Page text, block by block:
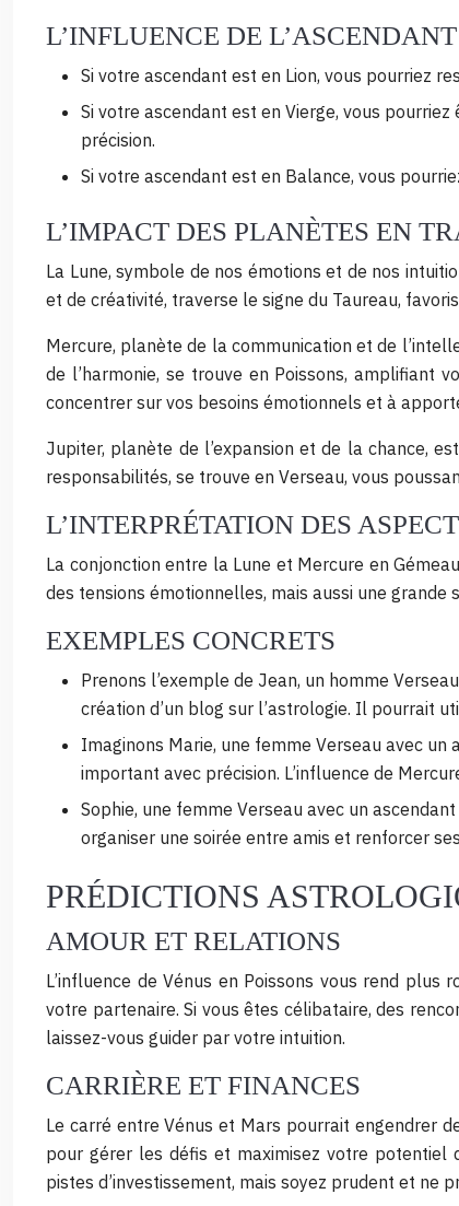
L’INFLUENCE DE L’ASCENDANT
Si votre ascendant est en Lion, vous pourriez
Si votre ascendant est en Vierge, vous
précision.
Si votre ascendant est en Balance, vous
L’IMPACT DES PLANÈTES EN
La Lune, symbole de nos émotions et de nos
et de créativité, traverse le signe du Taureau,
Mercure, planète de la communication et de
de l’harmonie, se trouve en Poissons, amplifiant
concentrer sur vos besoins émotionnels et à
Jupiter, planète de l’expansion et de la chance,
responsabilités, se trouve en Verseau, vous
L’INTERPRÉTATION DES
La conjonction entre la Lune et Mercure en
des tensions émotionnelles, mais aussi une
EXEMPLES CONCRETS
Prenons l’exemple de Jean, un homme
création d’un blog sur l’astrologie. Il pourrait
Imaginons Marie, une femme Verseau avec
important avec précision. L’influence de
Sophie, une femme Verseau avec un
organiser une soirée entre amis et renforcer
PRÉDICTIONS
AMOUR ET RELATIONS
L’influence de Vénus en Poissons vous rend
votre partenaire. Si vous êtes célibataire, des
laissez-vous guider par votre intuition.
CARRIÈRE ET FINANCES
Le carré entre Vénus et Mars pourrait engendrer
pour gérer les défis et maximisez votre potentiel
pistes d’investissement, mais soyez prudent et ne